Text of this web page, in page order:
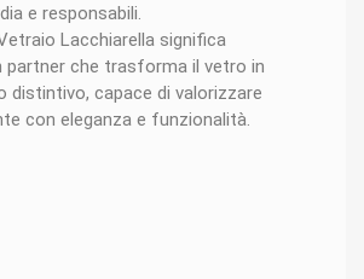
e responsabili.
Lacchiarella significa
partner che trasforma il vetro in
distintivo, capace di valorizzare
con eleganza e funzionalità.